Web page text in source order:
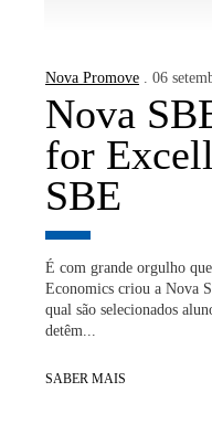
Nova Promove . 06
Nova
for
SBE
É com grande orgulho
Economics criou a Nova
qual são selecionados
detêm...
SABER MAIS